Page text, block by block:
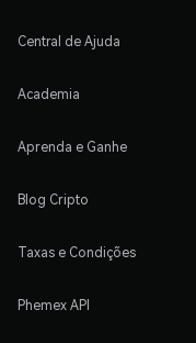
Central de Ajuda
Academia
Aprenda e Ganhe
Blog Cripto
Taxas e Condições
Phemex API